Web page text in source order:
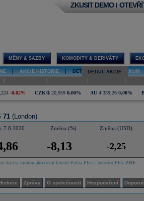
ZKUSIT DEMO |
MĚNY & SAZBY KOMODITY & DERIVÁTY
AKCIE HISTORIE DETAIL AKCIE | VÝZKUM
DETAIL AKCIE
-0,02% CZK/$ 20,959 0,00% AU 4 339,26 0,00%
71 (London)
7.8.2026 Změna (%) Změna (USD)
-8,13 -2,25
data si mohou aktivovat klienti Patria Plus / Investor Plus ZDE
Zprávy O společnosti Hospodaření